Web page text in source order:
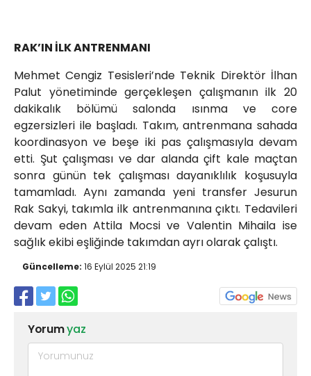
RAK’IN İLK ANTRENMANI
Mehmet Cengiz Tesisleri’nde Teknik Direktör İlhan
Palut yönetiminde gerçekleşen çalışmanın ilk 20
dakikalık bölümü salonda ısınma ve core
egzersizleri ile başladı. Takım, antrenmana sahada
koordinasyon ve beşe iki pas çalışmasıyla devam
etti. Şut çalışması ve dar alanda çift kale maçtan
sonra günün tek çalışması dayanıklılık koşusuyla
tamamladı. Aynı zamanda yeni transfer Jesurun
Rak Sakyi, takımla ilk antrenmanına çıktı. Tedavileri
devam eden Attila Mocsi ve Valentin Mihaila ise
sağlık ekibi eşliğinde takımdan ayrı olarak çalıştı.
Güncelleme: 16 Eylül 2025 21:19
Yorumyaz